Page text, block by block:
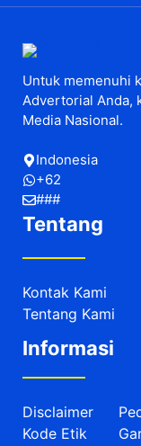
Untuk memenuhi
Advertorial Anda,
Media Nasional.
Indonesia
+62
###
Tentang
Kontak Kami
Tentang Kami
Informasi
Disclaimer
Kode Etik